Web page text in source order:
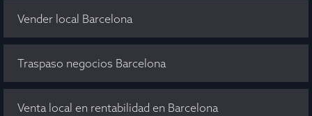
Vender local Barcelona
Traspaso negocios Barcelona
Venta local en rentabilidad en Barcelona